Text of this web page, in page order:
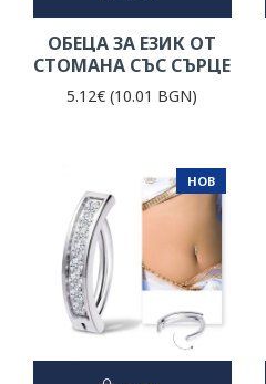
ОБЕЦА ЗА ЕЗИК ОТ
СТОМАНА СЪС СЪРЦЕ
5.12€ (10.01 BGN)
НОВ